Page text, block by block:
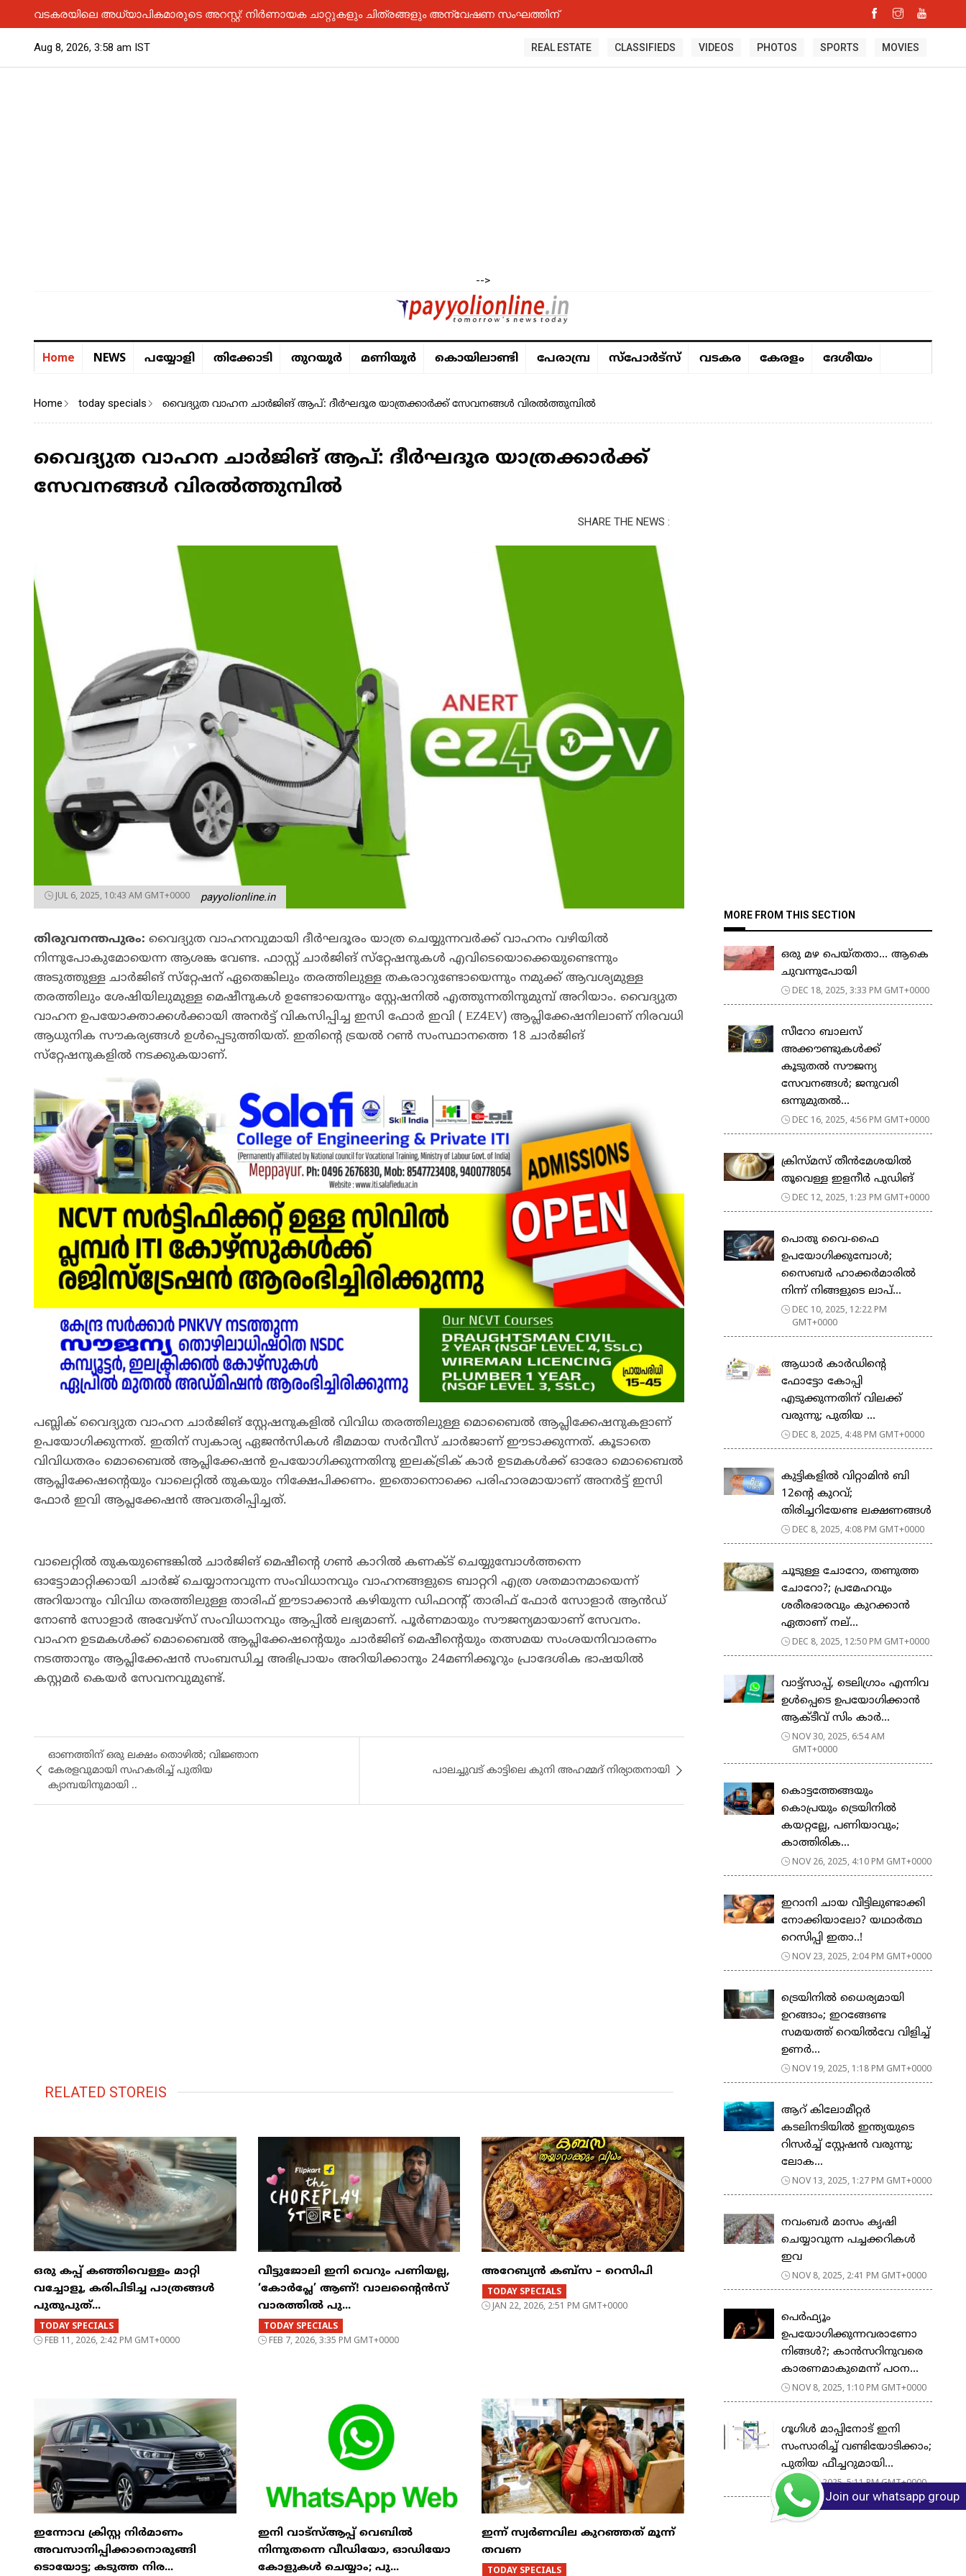
വടകരയിലെ അധ്യാപികമാരുടെ അറസ്റ്റ്: നിർണായക ചാറ്റുകളും ചിത്രങ്ങളും അന്വേഷണ സംഘത്തിന്
Aug 8, 2026, 3:58 am IST REAL ESTATE CLASSIFIEDS VIDEOS PHOTOS SPORTS MOVIES
-->
Home NEWS പയ്യോളി തിക്കോടി തുറയൂര്‍ മണിയൂര്‍ കൊയിലാണ്ടി പേരാമ്പ്ര സ്പോർട്സ് വടകര കേരളം ദേശീയം
Home today specials വൈദ്യുത വാഹന ചാർജിങ് ആപ്: ദീർഘദൂര യാത്രക്കാർക്ക് സേവനങ്ങൾ വിരൽത്തുമ്പിൽ
വൈദ്യുത വാഹന ചാർജിങ് ആപ്: ദീർഘദൂര യാത്രക്കാർക്ക്
സേവനങ്ങൾ വിരൽത്തുമ്പിൽ
SHARE THE NEWS :
JUL 6, 2025, 10:43 AM GMT+0000 payyolionline.in
തിരുവനന്തപുരം: വൈദ്യുത വാഹനവുമായി ദീർഘദൂരം യാത്ര ചെയ്യുന്നവർക്ക്‌ വാഹനം വഴിയിൽ
നിന്നുപോകുമോയെന്ന ആശങ്ക വേണ്ട. ഫാസ്റ്റ്‌ ചാർജിങ്‌ സ്‌റ്റേഷനുകൾ എവിടെയൊക്കെയുണ്ടെന്നും
അടുത്തുള്ള ചാർജിങ്‌ സ്‌റ്റേഷന്‌ ഏതെങ്കിലും തരത്തിലുള്ള തകരാറുണ്ടോയെന്നും നമുക്ക് ആവശ്യമുള്ള
തരത്തിലും ശേഷിയിലുമുള്ള മെഷീനുകൾ ഉണ്ടോയെന്നും സ്റ്റേഷനിൽ എത്തുന്നതിനുമുമ്പ്‌ അറിയാം. വൈദ്യുത
വാഹന ഉപയോക്താക്കൾക്കായി അനർട്ട്‌ വികസിപ്പിച്ച ഇസി ഫോർ ഇവി ( EZ4EV) ആപ്ലിക്കേഷനിലാണ്‌ നിരവധി
ആധുനിക സൗകര്യങ്ങൾ ഉൾപ്പെടുത്തിയത്‌. ഇതിന്റെ ട്രയൽ റൺ സംസ്ഥാനത്തെ 18 ചാർജിങ്‌
സ്‌റ്റേഷനുകളിൽ നടക്കുകയാണ്‌.
പബ്ലിക് വൈദ്യുത വാഹന ചാർജിങ്‌ സ്റ്റേഷനുകളിൽ വിവിധ തരത്തിലുള്ള മൊബൈൽ ആപ്ലിക്കേഷനുകളാണ്
ഉപയോഗിക്കുന്നത്. ഇതിന്‌ സ്വകാര്യ ഏജൻസികൾ ഭീമമായ സർവീസ് ചാർജാണ് ഈടാക്കുന്നത്. കൂടാതെ
വിവിധതരം മൊബൈൽ ആപ്ലിക്കേഷൻ ഉപയോഗിക്കുന്നതിനു ഇലക്ട്രിക്‌ കാർ ഉടമകൾക്ക് ഓരോ മൊബൈൽ
ആപ്ലിക്കേഷന്റെയും വാലെറ്റിൽ തുകയും നിക്ഷേപിക്കണം. ഇതൊനൊക്കെ പരിഹാരമായാണ്‌ അനർട്ട്‌ ഇസി
ഫോർ ഇവി ആപ്ലക്കേഷൻ അവതരിപ്പിച്ചത്‌.
വാലെറ്റിൽ തുകയുണ്ടെങ്കിൽ ചാർജിങ്‌ മെഷീന്റെ ഗൺ കാറിൽ കണക്ട്‌ ചെയ്യുമ്പോൾത്തന്നെ
ഓട്ടോമാറ്റിക്കായി ചാർജ്‌ ചെയ്യാനാവുന്ന സംവിധാനവും വാഹനങ്ങളുടെ ബാറ്ററി എത്ര ശതമാനമായെന്ന്‌
അറിയാനും വിവിധ തരത്തിലുള്ള താരിഫ് ഈടാക്കാൻ കഴിയുന്ന ഡിഫറന്റ്‌ താരിഫ്‌ ഫോർ സോളാർ ആൻഡ്‌
നോൺ സോളാർ അവേഴ്‌സ്‌ സംവിധാനവും ആപ്പിൽ ലഭ്യമാണ്‌. പൂർണമായും സൗജന്യമായാണ് സേവനം.
വാഹന ഉടമകൾക്ക് മൊബൈൽ ആപ്ലിക്കേഷന്റെയും ചാർജിങ്‌ മെഷീന്റെയും തത്സമയ സംശയനിവാരണം
നടത്താനും ആപ്ലിക്കേഷൻ സംബന്ധിച്ച അഭിപ്രായം അറിയിക്കാനും 24മണിക്കൂറും പ്രാദേശിക ഭാഷയിൽ
കസ്റ്റമർ കെയർ സേവനവുമുണ്ട്‌.
ഓണത്തിന് ഒരു ലക്ഷം തൊഴിൽ; വിജ്ഞാന
കേരളവുമായി സഹകരിച്ച് പുതിയ
ക്യാമ്പയിനുമായി ..
പാലച്ചുവട് കാട്ടിലെ കുനി അഹമ്മദ്‌ നിര്യാതനായി
RELATED STOREIS
ഒരു കപ്പ് കഞ്ഞിവെള്ളം മാറ്റി
വച്ചോളൂ, കരിപിടിച്ച പാത്രങ്ങൾ
പുതുപുത്...
TODAY SPECIALS
FEB 11, 2026, 2:42 PM GMT+0000
വീട്ടുജോലി ഇനി വെറും പണിയല്ല,
‘കോർപ്ലേ’ ആണ്! വാലന്റൈൻസ്
വാരത്തിൽ പു...
TODAY SPECIALS
FEB 7, 2026, 3:35 PM GMT+0000
അറേബ്യൻ കബ്സ – റെസിപി
TODAY SPECIALS
JAN 22, 2026, 2:51 PM GMT+0000
ഇന്നോവ ക്രിസ്റ്റ നിർമാണം
അവസാനിപ്പിക്കാനൊരുങ്ങി
ടൊയോട്ട; കടുത്ത നിര...
ഇനി വാട്‌സ്ആപ്പ് വെബിൽ
നിന്നുതന്നെ വീഡിയോ, ഓഡിയോ
കോളുകൾ ചെയ്യാം; പു...
ഇന്ന് സ്വർണവില കുറഞ്ഞത് മൂന്ന്
തവണ
TODAY SPECIALS
MORE FROM THIS SECTION
ഒരു മഴ പെയ്തതാ… ആകെ
ചുവന്നുപോയി
DEC 18, 2025, 3:33 PM GMT+0000
സീറോ ബാലസ്
അക്കൗണ്ടുകൾക്ക്
കൂടുതൽ സൗജന്യ
സേവനങ്ങൾ; ജനുവരി
ഒന്നുമുതൽ...
DEC 16, 2025, 4:56 PM GMT+0000
ക്രിസ്മസ് തീൻമേശയിൽ
തൂവെള്ള ഇളനീർ പുഡിങ്
DEC 12, 2025, 1:23 PM GMT+0000
പൊതു വൈ-ഫൈ
ഉപയോഗിക്കുമ്പോൾ;
സൈബർ ഹാക്കർമാരിൽ
നിന്ന് നിങ്ങളുടെ ലാപ്‌...
DEC 10, 2025, 12:22 PM
GMT+0000
ആധാർ കാർഡിന്റെ
ഫോട്ടോ കോപ്പി
എടുക്കുന്നതിന് വിലക്ക്
വരുന്നു; പുതിയ ...
DEC 8, 2025, 4:48 PM GMT+0000
കുട്ടികളിൽ വിറ്റാമിൻ ബി
12ന്‍റെ കുറവ്;
തിരിച്ചറിയേണ്ട ലക്ഷണങ്ങള്‍
DEC 8, 2025, 4:08 PM GMT+0000
ചൂടുള്ള ചോറോ, തണുത്ത
ചോറോ?; പ്രമേഹവും
ശരീരഭാരവും കുറക്കാൻ
ഏതാണ് നല്...
DEC 8, 2025, 12:50 PM GMT+0000
വാട്ട്സാപ്പ്, ടെലിഗ്രാം എന്നിവ
ഉൾപ്പെടെ ഉപയോഗിക്കാൻ
ആക്ടീവ് സിം കാർ...
NOV 30, 2025, 6:54 AM
GMT+0000
കൊട്ടത്തേങ്ങയും
കൊപ്രയും ട്രെയിനില്‍
കയറ്റല്ലേ, പണിയാവും;
കാത്തിരിക...
NOV 26, 2025, 4:10 PM GMT+0000
ഇറാനി ചായ വീട്ടിലുണ്ടാക്കി
നോക്കിയാലോ? യഥാർത്ഥ
റെസിപ്പി ഇതാ..!
NOV 23, 2025, 2:04 PM GMT+0000
ട്രെയിനിൽ ധൈര്യമായി
ഉറങ്ങാം; ഇറങ്ങേണ്ട
സമയത്ത് റെയിൽവേ വിളിച്ച്
ഉണർ...
NOV 19, 2025, 1:18 PM GMT+0000
ആറ് കിലോമീറ്റർ
കടലിനടിയിൽ ഇന്ത്യയുടെ
റിസർച്ച് സ്റ്റേഷൻ വരുന്നു;
ലോക...
NOV 13, 2025, 1:27 PM GMT+0000
നവംബർ മാസം കൃഷി
ചെയ്യാവുന്ന പച്ചക്കറികൾ
ഇവ
NOV 8, 2025, 2:41 PM GMT+0000
പെർഫ്യൂം
ഉപയോഗിക്കുന്നവരാണോ
നിങ്ങൾ?; കാൻസറിനുവരെ
കാരണമാകുമെന്ന് പഠന...
NOV 8, 2025, 1:10 PM GMT+0000
ഗൂഗിള്‍ മാപ്പിനോട് ഇനി
സംസാരിച്ച് വണ്ടിയോടിക്കാം;
പുതിയ ഫീച്ചറുമായി...
NOV 6, 2025, 5:11 PM GMT+0000
Join our whatsapp group